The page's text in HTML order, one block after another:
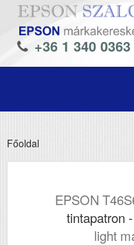
+36 1 340 0363
Főoldal
EPSON
tintapatron
light